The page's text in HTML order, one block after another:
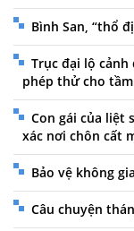
Bình San, “thổ
Trục đại lộ
phép thử cho
Con gái của liệt
xác nơi chôn cất
Bảo vệ không
Câu chuyện